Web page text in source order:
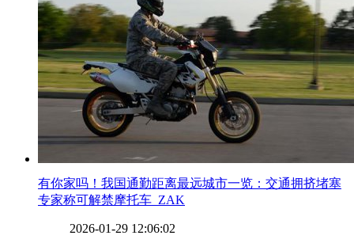
​有你家吗！我国通勤距离最远城市一览：交通拥挤堵塞
专家称可解禁摩托车_ZAK
2026-01-29 12:06:02